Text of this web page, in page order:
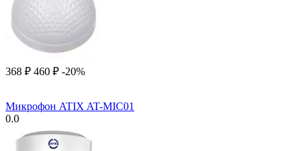
‍368‍ ₽ ‍460‍ ₽ -20%
Микрофон ATIX AT-MIC01
0.0